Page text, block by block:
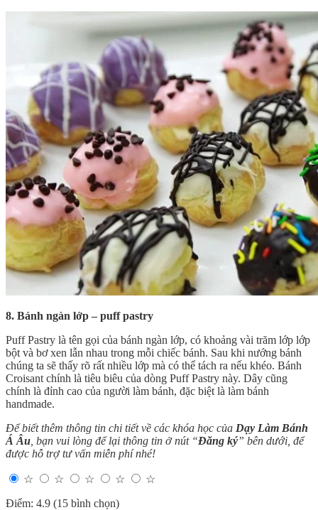
8. Bánh ngàn lớp – puff pastry
Puff Pastry là tên gọi của bánh ngàn lớp, có khoảng vài trăm lớp lớp
bột và bơ xen lẫn nhau trong mỗi chiếc bánh. Sau khi nướng bánh
chúng ta sẽ thấy rõ rất nhiều lớp mà có thể tách ra nếu khéo. Bánh
Croisant chính là tiêu biêu của dòng Puff Pastry này. Dây cũng
chính là đỉnh cao của người làm bánh, đặc biệt là làm bánh
handmade.
Để biết thêm thông tin chi tiết về các khóa học của Dạy Làm Bánh
Á Âu , bạn vui lòng để lại thông tin ở nút “Đăng ký” bên dưới, để
được hỗ trợ tư vấn miễn phí nhé!
☆ ☆ ☆ ☆
☆
Điểm: 4.9 (15 bình chọn)